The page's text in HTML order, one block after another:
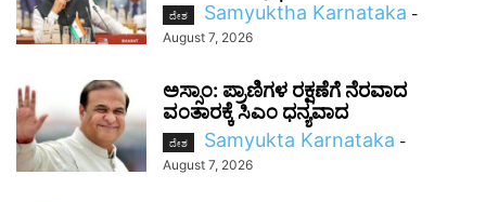
ದೇಶ Samyuktha Karnataka -
August 7, 2026
ಅಸ್ಸಾಂ: ಪ್ರಾಣಿಗಳ ರಕ್ಷಣೆಗೆ ನೆರವಾದ
ವಂತಾರಕ್ಕೆ ಸಿಎಂ ಧನ್ಯವಾದ
ದೇಶ Samyukta Karnataka -
August 7, 2026